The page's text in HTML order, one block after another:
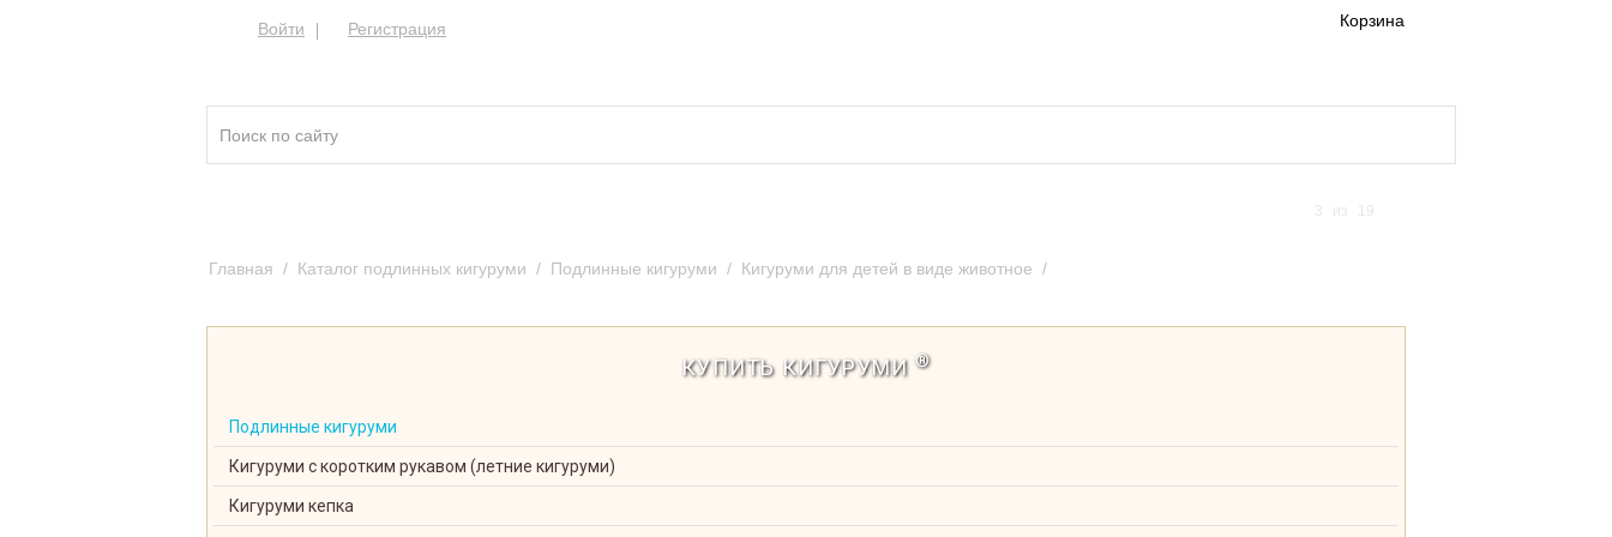
Войти Регистрация Корзина
Главная / Каталог подлинных кигуруми / Подлинные кигуруми / Кигуруми для детей в виде животное /
3 из 19
КУПИТЬ КИГУРУМИ ®
Подлинные кигуруми
Кигуруми с коротким рукавом (летние кигуруми)
Кигуруми кепка